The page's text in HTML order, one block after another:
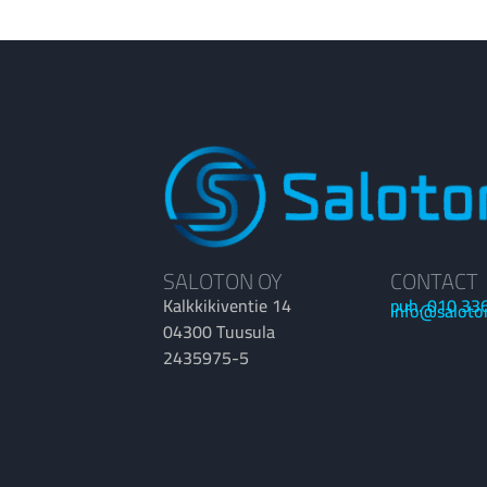
SALOTON OY
Kalkkikiventie 14
04300 Tuusula
2435975-5
CONTACT
puh. 010